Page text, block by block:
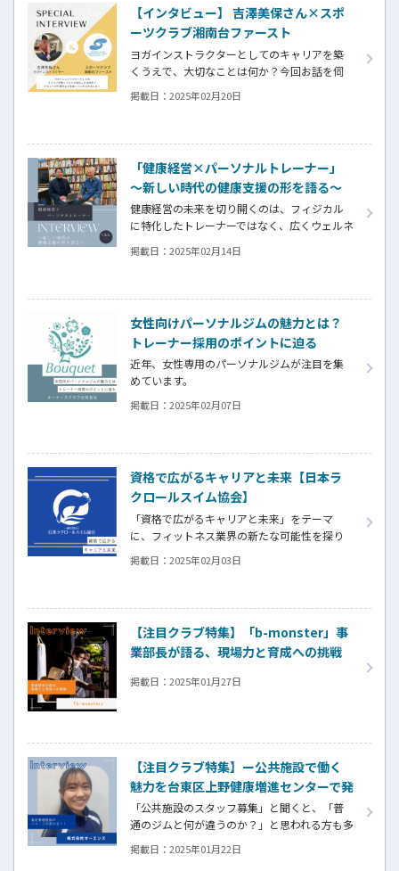
【インタビュー】 吉澤美保さん×スポ
ーツクラブ湘南台ファースト
ヨガインストラクターとしてのキャリアを築
くうえで、大切なことは何か？今回お話を伺
ったのは、スポーツクラブ湘南台ファーストで
活躍する吉澤美保さん。海外でヨガに出会
か？ スポーツクラブ湘南台ファーストでのデ
ビューのきっかけから、成長を支えた環境に
ついて詳しく取材させていただきました。
掲載日： 2025年02月20日
「健康経営×パーソナルトレーナー」
～新しい時代の健康支援の形を語る～
健康経営の未来を切り開くのは、フィジカル
に特化したトレーナーではなく、広くウェルネ
スやビジネスに精通したトレーナーだ。経営
者の視点を取り入れた新しい支援の形とは？
ました。業界の未来に迫る、ワクワクするよ
うな対話をお届けします。
掲載日： 2025年02月14日
女性向けパーソナルジムの魅力とは？
トレーナー採用のポイントに迫る
近年、女性専用のパーソナルジムが注目を集
めています。
今回は、そんなジムの特徴や、トレーナー採
掲載日： 2025年02月07日
資格で広がるキャリアと未来【日本ラ
クロールスイム協会】
「資格で広がるキャリアと未来」をテーマ
に、フィットネス業界の新たな可能性を探り
ます。今回は、「歩くように泳ぐ」をテーマに
した日本ラクロールスイム協会の指導法に焦
プの道が広がり、より健康的な泳ぎ方を教え
ることで未来を切り開くチャンスが待っていま
掲載日： 2025年02月03日
【注目クラブ特集】「b-monster」事
業部長が語る、現場力と育成への挑戦
掲載日： 2025年01月27日
【注目クラブ特集】ー公共施設で働く
魅力を台東区上野健康増進センターで発
見！ー株式会社オーエンス
「公共施設のスタッフ募集」と聞くと、「普
通のジムと何が違うのか？」と思われる方も多
スタッフとして具体的に何をするのか。実際
掲載日： 2025年01月22日